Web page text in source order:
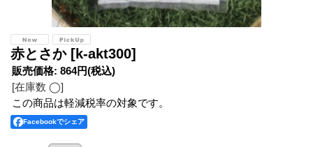
赤とさか [k-akt300]
販売価格: 864円(税込)
[在庫数 ◯]
この商品は軽減税率の対象です。
Facebookでシェア